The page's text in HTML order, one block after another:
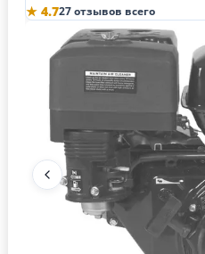
★ 4.727 отзывов всего